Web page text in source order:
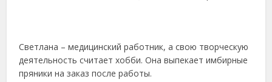
Светлана – медицинский работник, а свою творческую
деятельность считает хобби. Она выпекает имбирные
пряники на заказ после работы.